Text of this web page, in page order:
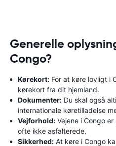
Generelle
Congo?
Kørekort: For at køre lovligt i
kørekort fra dit hjemland.
Dokumenter: Du skal også
internationale køretilladelse
Vejforhold: Vejene i Congo
ofte ikke asfalterede.
Sikkerhed: At køre i Congo